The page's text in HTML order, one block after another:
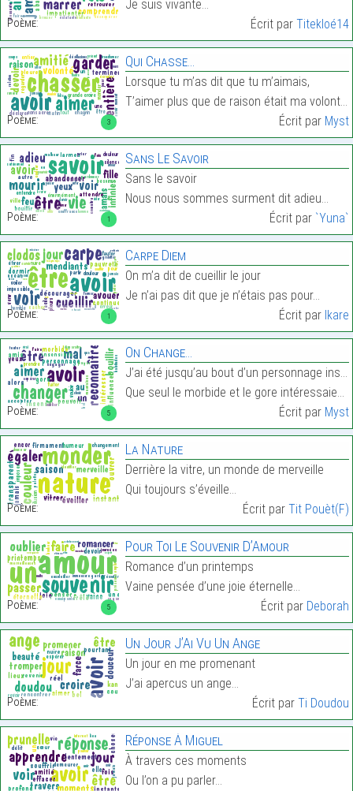
Poème:
Je suis vivante…
Écrit par Titekloé14
3
Poème:
Qui Chasse…
Lorsque tu m’as dit que tu m’aimais,
T’aimer plus que de raison était ma volonté.…
Écrit par Myst
1
Poème:
Sans Le Savoir
Sans le savoir
Nous nous sommes surment dit adieu…
Écrit par `Yuna`
1
Poème:
Carpe Diem
On m’a dit de cueillir le jour
Je n’ai pas dit que je n’étais pas pour…
Écrit par Ikare
5
Poème:
On Change…
J’ai été jusqu’au bout d’un personnage insensé,
Que seul le morbide et le gore intéressaient,…
Écrit par Myst
Poème:
La Nature
Derrière la vitre, un monde de merveille
Qui toujours s’éveille…
Écrit par Tit Pouèt(F)
5
Poème:
Pour Toi Le Souvenir D’Amour
Romance d’un printemps
Vaine pensée d’une joie éternelle…
Écrit par Deborah
Poème:
Un Jour J’Ai Vu Un Ange
Un jour en me promenant
J’ai apercus un ange…
Écrit par Ti Doudou
Réponse À Miguel
À travers ces moments
Ou l’on a pu parler…